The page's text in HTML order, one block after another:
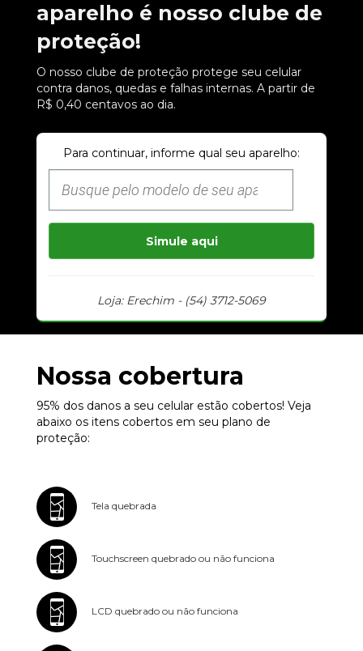
aparelho é nosso clube de
proteção!
O nosso clube de proteção protege seu celular
contra danos, quedas e falhas internas. A partir de
R$ 0,40 centavos ao dia.
Para continuar, informe qual seu aparelho:
Simule aqui
Loja: Erechim - (54) 3712-5069
Nossa cobertura
95% dos danos a seu celular estão cobertos! Veja
abaixo os itens cobertos em seu plano de
proteção:
Tela quebrada
Touchscreen quebrado ou não funciona
LCD quebrado ou não funciona